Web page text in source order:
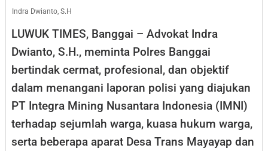
dan
Aparat
Desa,
Soroti
Perlindungan
Anti-
SLAPP
Indra Dwianto, S.H
LUWUK TIMES, Banggai – Advokat Indra
Dwianto, S.H., meminta Polres Banggai
bertindak cermat, profesional, dan objektif
dalam menangani laporan polisi yang diajukan
PT Integra Mining Nusantara Indonesia (IMNI)
terhadap sejumlah warga, kuasa hukum warga,
serta beberapa aparat Desa Trans Mayayap dan